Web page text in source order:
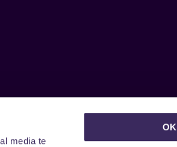
media te
OK
ontvangen?